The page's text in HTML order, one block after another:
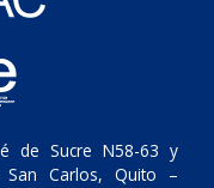
de Sucre N58-63 y
San Carlos, Quito –